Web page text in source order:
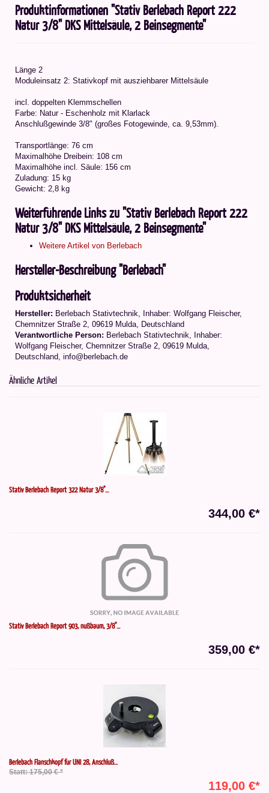
Produktinformationen "Stativ Berlebach Report 222
Natur 3/8" DKS Mittelsäule, 2 Beinsegmente"
Länge 2
Moduleinsatz 2: Stativkopf mit ausziehbarer Mittelsäule
incl. doppelten Klemmschellen
Farbe: Natur - Eschenholz mit Klarlack
Anschlußgewinde 3/8" (großes Fotogewinde, ca. 9,53mm).
Transportlänge: 76 cm
Maximalhöhe Dreibein: 108 cm
Maximalhöhe incl. Säule: 156 cm
Zuladung: 15 kg
Gewicht: 2,8 kg
Weiterführende Links zu "Stativ Berlebach Report 222
Natur 3/8" DKS Mittelsäule, 2 Beinsegmente"
Weitere Artikel von Berlebach
Hersteller-Beschreibung "Berlebach"
Produktsicherheit
Hersteller: Berlebach Stativtechnik, Inhaber: Wolfgang Fleischer,
Chemnitzer Straße 2, 09619 Mulda, Deutschland
Verantwortliche Person: Berlebach Stativtechnik, Inhaber:
Wolfgang Fleischer, Chemnitzer Straße 2, 09619 Mulda,
Deutschland, info@berlebach.de
Ähnliche Artikel
Stativ Berlebach Report 322 Natur 3/8"...
344,00 €*
Stativ Berlebach Report 903, nußbaum, 3/8"...
359,00 €*
Berlebach Flanschkopf für UNI 28, Anschluß...
Statt: 175,00 € *
119,00 €*